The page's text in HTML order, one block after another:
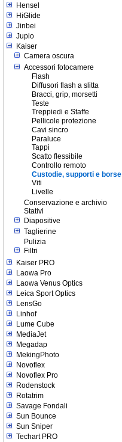
Hensel
HiGlide
Jinbei
Jupio
Kaiser
Camera oscura
Accessori fotocamere
Flash
Diffusori flash a slitta
Bracci, grip, morsetti
Teste
Treppiedi e Staffe
Pellicole protezione
Cavi sincro
Paraluce
Tappi
Scatto flessibile
Controllo remoto
Custodie, supporti e borse
Viti
Livelle
Conservazione e archivio
Stativi
Diapositive
Taglierine
Pulizia
Filtri
Kaiser PRO
Laowa Pro
Laowa Venus Optics
Leica Sport Optics
LensGo
Linhof
Lume Cube
MediaJet
Megadap
MekingPhoto
Novoflex
Novoflex Pro
Rodenstock
Rotatrim
Savage Fondali
Sun Bounce
Sun Sniper
Techart PRO